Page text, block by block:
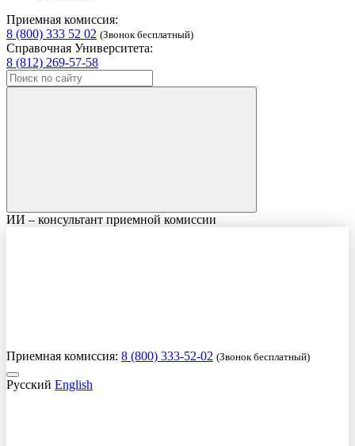
Приемная комиссия:
8 (800) 333 52 02 (Звонок бесплатный)
Справочная Университета:
8 (812) 269-57-58
ИИ – консультант приемной комиссии
Приемная комиссия: 8 (800) 333-52-02 (Звонок бесплатный)
Русский English